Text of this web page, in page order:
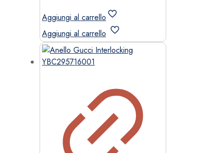
Aggiungi al carrello
Aggiungi al carrello